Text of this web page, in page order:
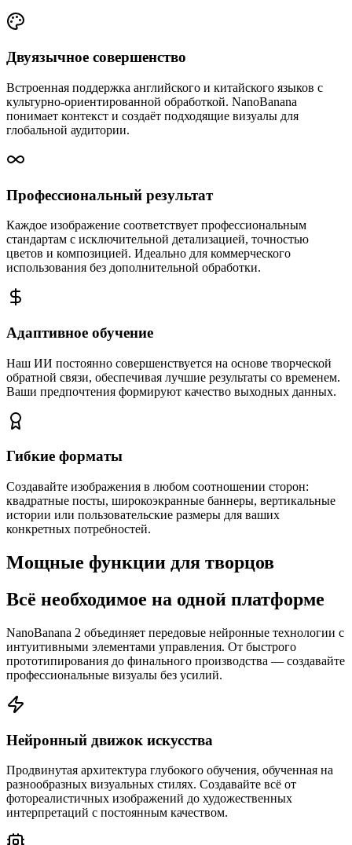
Двуязычное совершенство
Встроенная поддержка английского и китайского языков с
культурно-ориентированной обработкой. NanoBanana
понимает контекст и создаёт подходящие визуалы для
глобальной аудитории.
Профессиональный результат
Каждое изображение соответствует профессиональным
стандартам с исключительной детализацией, точностью
цветов и композицией. Идеально для коммерческого
использования без дополнительной обработки.
Адаптивное обучение
Наш ИИ постоянно совершенствуется на основе творческой
обратной связи, обеспечивая лучшие результаты со временем.
Ваши предпочтения формируют качество выходных данных.
Гибкие форматы
Создавайте изображения в любом соотношении сторон:
квадратные посты, широкоэкранные баннеры, вертикальные
истории или пользовательские размеры для ваших
конкретных потребностей.
Мощные функции для творцов
Всё необходимое на одной платформе
NanoBanana 2 объединяет передовые нейронные технологии с
интуитивными элементами управления. От быстрого
прототипирования до финального производства — создавайте
профессиональные визуалы без усилий.
Нейронный движок искусства
Продвинутая архитектура глубокого обучения, обученная на
разнообразных визуальных стилях. Создавайте всё от
фотореалистичных изображений до художественных
интерпретаций с постоянным качеством.